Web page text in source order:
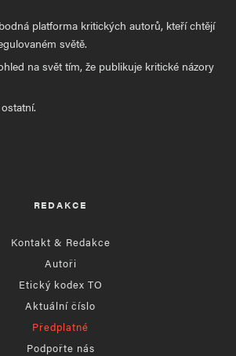
platforma kritických autorů, kteří chtějí
světě.
na svět tím, že publikuje kritické názory
REDAKCE
Kontakt & Redakce
Autoři
Etický kodex TO
Aktuální číslo
Předplatné
Podpořte nás